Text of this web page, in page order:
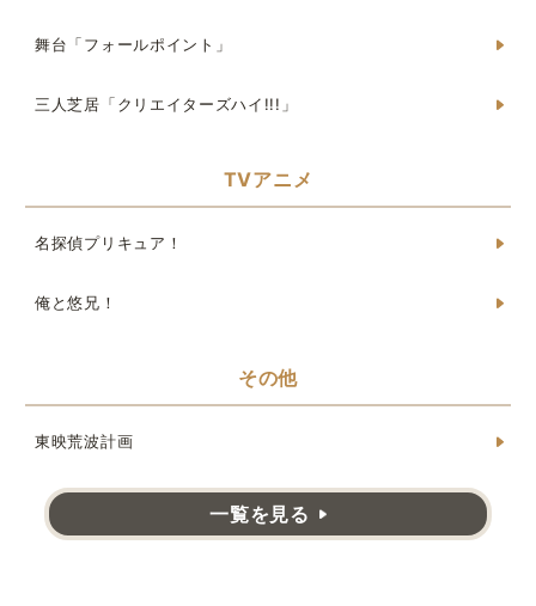
舞台「フォールポイント」
三人芝居「クリエイターズハイ!!!」
TVアニメ
名探偵プリキュア！
俺と悠兄！
その他
東映荒波計画
一覧を見る